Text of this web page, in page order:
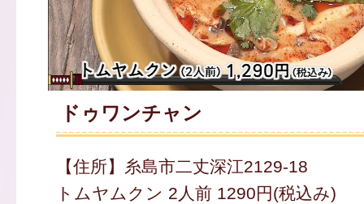
ドゥワンチャン
【住所】糸島市二丈深江2129-18
トムヤムクン 2人前 1290円(税込み)